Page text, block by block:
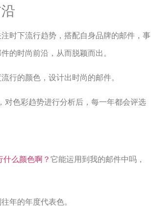
时下流行趋势，搭配自身品牌的邮件，事
的时尚前沿，从而脱颖而出。
行的颜色，设计出时尚的邮件。
，对色彩趋势进行分析后，每一年都会评选
么颜色啊？ 它能运用到我的邮件中吗，
年的年度代表色。